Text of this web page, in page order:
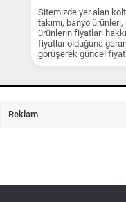
Sitemizde yer alan
takımı, banyo
ürünlerin fiyatları
fiyatlar olduğuna
görüşerek güncel
Reklam